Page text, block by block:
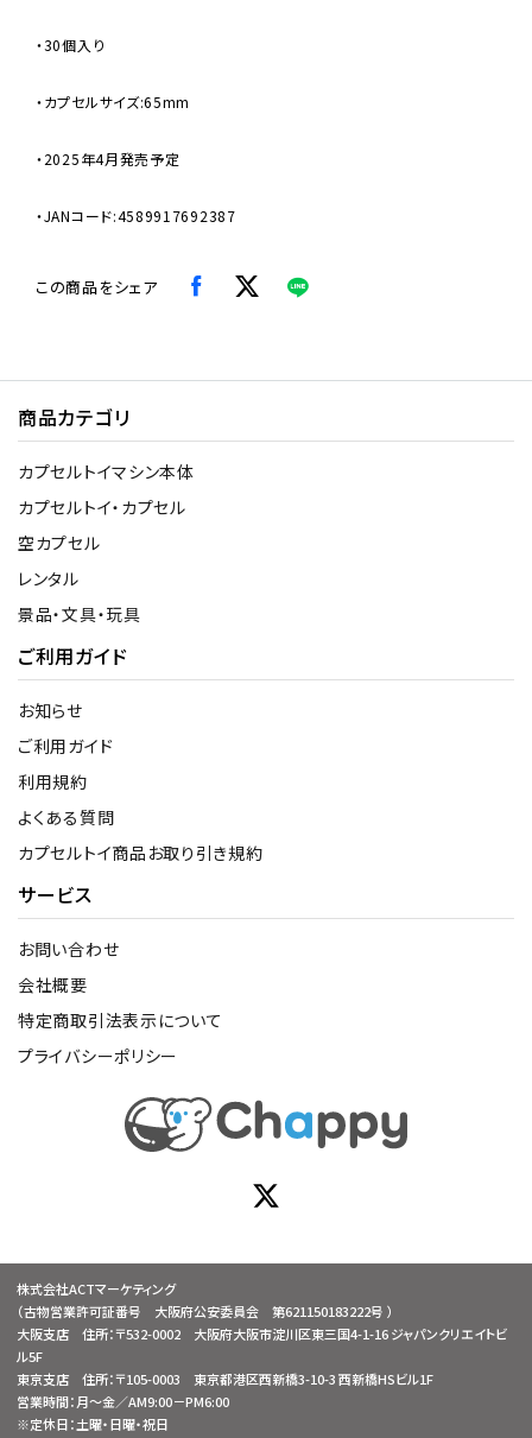
・30個入り
・カプセルサイズ:65mm
・2025年4月発売予定
・JANコード:4589917692387
この商品をシェア
商品カテゴリ
カプセルトイマシン本体
カプセルトイ・カプセル
空カプセル
レンタル
景品・文具・玩具
ご利用ガイド
お知らせ
ご利用ガイド
利用規約
よくある質問
カプセルトイ商品お取り引き規約
サービス
お問い合わせ
会社概要
特定商取引法表示について
プライバシーポリシー
株式会社ACTマーケティング
（古物営業許可証番号 大阪府公安委員会 第621150183222号 ）
大阪支店 住所：〒532-0002 大阪府大阪市淀川区東三国4-1-16 ジャパンクリエイトビ
ル5F
東京支店 住所：〒105-0003 東京都港区西新橋3-10-3 西新橋HSビル1F
営業時間：月～金／AM9:00－PM6:00
※定休日：土曜・日曜・祝日